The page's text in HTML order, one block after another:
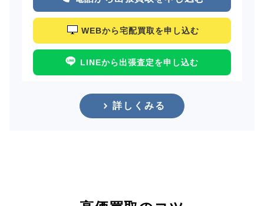
WEBから宅配買取を申し込む
LINEから出張査定を申し込む
詳しくみる